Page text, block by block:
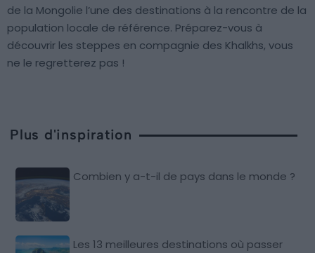
de la Mongolie l’une des destinations à la rencontre de la
population locale de référence. Préparez-vous à
découvrir les steppes en compagnie des Khalkhs, vous
ne le regretterez pas !
Plus d'inspiration
Combien y a-t-il de pays dans le monde ?
Les 13 meilleures destinations où passer